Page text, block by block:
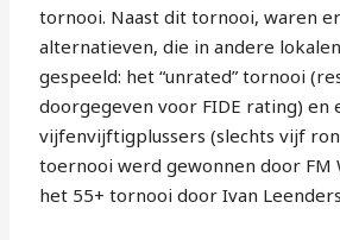
tornooi. Naast dit tornooi, waren
alternatieven, die in andere
gespeeld: het “unrated” tornooi
doorgegeven voor FIDE rating) en
vijfenvijftigplussers (slechts vijf
toernooi werd gewonnen door FM
het 55+ tornooi door Ivan